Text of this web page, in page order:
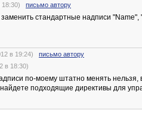
18:30) письмо автору
стандартные надписи
в 19:24) письмо автору
в 18:30)
по-моему штатно менять
подходящие директивы для